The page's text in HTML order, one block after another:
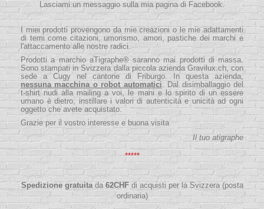
Lasciami un messaggio sulla mia pagina di Facebook.
I miei prodotti provengono da mie creazioni o le mie adattamenti
di temi come citazioni, umorismo, amori, pastiche dei marchi e
l'attaccamento alle nostre radici.
Prodotti a marchio aTigraphe® saranno mai prodotti di massa.
Sono stampati in Svizzera dalla piccolaaziendaGravilux.ch, con
sede a Cugy nel cantone di Friburgo. In questa azienda,
nessuna macchina o robot automatici. Dal disimballaggio del
t-shirt nudi alla mailing a voi, le mani e lo spirito di un essere
umano è dietro, instillare i valori di autenticità e unicità ad ogni
oggetto che avete acquistato.
Grazie per il vostro interesse e buona visita
Il tuo atigraphe
*****
Spedizione gratuitada62CHFdi acquisti per la Svizzera (posta
ordinaria)